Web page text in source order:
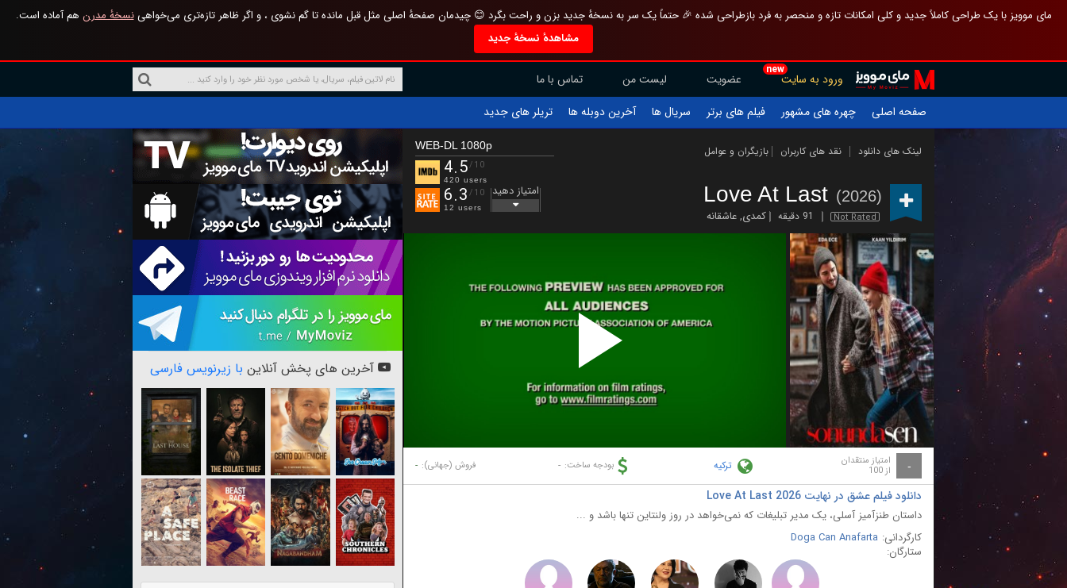
مای موویز با یک طراحی کاملاً جدید و کلی امکانات تازه و منحصر به فرد بازطراحی شده 🎉 حتماً یک سر به نسخهٔ جدید بزن و راحت بگرد 😊 چیدمان صفحهٔ اصلی مثل قبل مانده تا گم نشوی ، و اگر ظاهر تازه‌تری می‌خواهینسخهٔ مدرن هم آماده است.
مشاهدهٔ نسخهٔ جدید
new
ورود به سایت عضویت لیست من
تماس با ما
صفحه اصلی
چهره های مشهور فیلم های برتر سریال ها آخرین دوبله ها تریلر های جدید
لینک های دانلود نقد های کاربران بازیگران و عوامل
Love At Last (2026)
Not Rated 91 دقیقه کمدی,عاشقانه
WEB-DL 1080p
4.5/10
420 users
6.3 /10
12 users
امتیاز دهید
Play
Video
- امتیاز منتقدان
از 100 ترکیه بودجه ساخت: - فروش (جهانی): -
دانلود فیلم عشق در نهایت Love At Last 2026
داستان طنزآمیز آسلی، یک مدیر تبلیغات که نمی‌خواهد در روز ولنتاین تنها باشد و ...
کارگردانی: Doga Can Anafarta
ستارگان:
آخرین های پخش آنلاین با زیرنویس فارسی